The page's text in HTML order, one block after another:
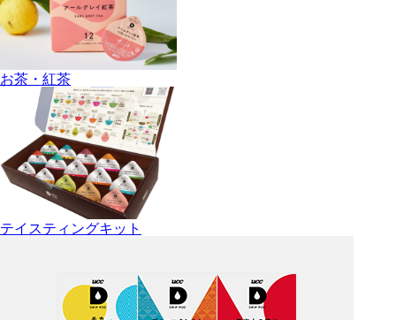
お茶・紅茶
テイスティングキット